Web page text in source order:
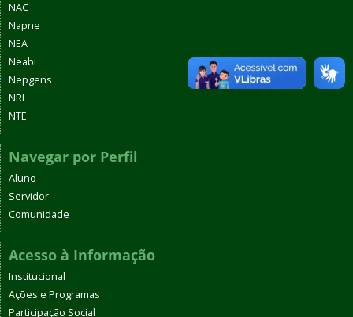
NAC
Napne
NEA
Neabi
Nepgens
NRI
NTE
Navegar por Perfil
Aluno
Servidor
Comunidade
Acesso à Informação
Institucional
Ações e Programas
Participação Social